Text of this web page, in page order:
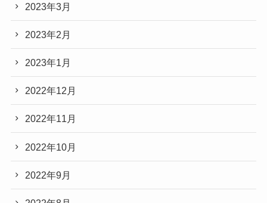
2023年3月
2023年2月
2023年1月
2022年12月
2022年11月
2022年10月
2022年9月